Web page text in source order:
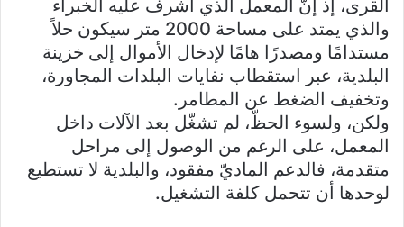
القرى، إذ إنّ المعمل الذي أشرف عليه الخبراء
والذي يمتد على مساحة 2000 متر سيكون حلاً
مستدامًا ومصدرًا هامًا لإدخال الأموال إلى خزينة
البلدية، عبر استقطاب نفايات البلدات المجاورة،
وتخفيف الضغط عن المطامر.
ولكن، ولسوء الحظّ، لم تشغّل بعد الآلات داخل
المعمل، على الرغم من الوصول إلى مراحل
متقدمة، فالدعم الماديّ مفقود، والبلدية لا تستطيع
لوحدها أن تتحمل كلفة التشغيل.